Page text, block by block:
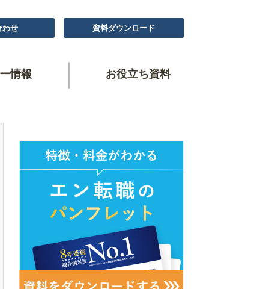
わせ 資料ダウンロード
情報 お役立ち資料